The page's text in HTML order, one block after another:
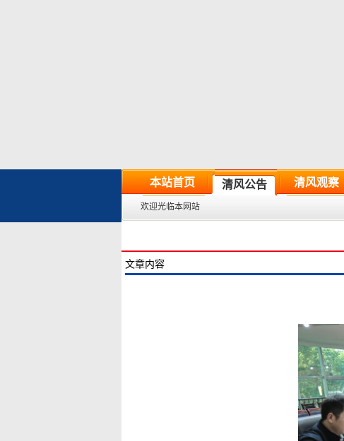
本站首页 清风公告 清风观察
欢迎光临本网站
文章内容